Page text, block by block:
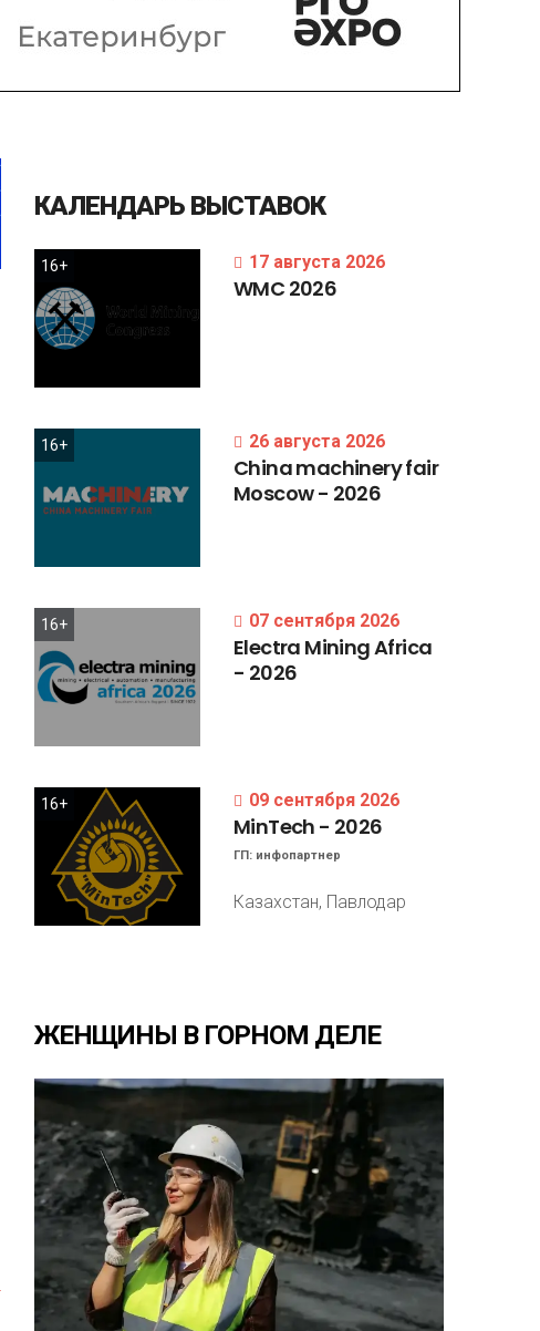
КАЛЕНДАРЬ ВЫСТАВОК
16+ 17 августа 2026
WMC 2026
16+ 26 августа 2026
Chinamachineryfair
Moscow- 2026
16+ 07 сентября 2026
Electra MiningAfrica
- 2026
16+ 09 сентября 2026
MinTech - 2026
ГП: инфопартнер
Казахстан, Павлодар
ЖЕНЩИНЫ В ГОРНОМ ДЕЛЕ